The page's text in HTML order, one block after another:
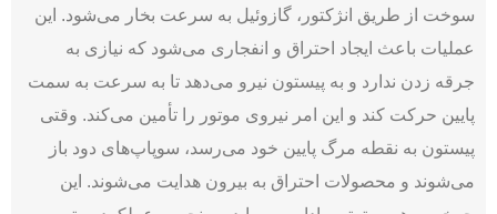
سوخت از طریق انژکتور، گازوئیل به سرعت بخار می‌شود. این
عملیات باعث ایجاد احتراق و انفجاری می‌شود که نیازی به
جرقه زدن ندارد و به پیستون نیرو می‌دهد تا به سرعت به سمت
پایین حرکت کند و این امر نیروی موتور را تأمین می‌کند. وقتی
پیستون به نقطه مرگ پایین خود می‌رسد، سوپاپ‌های دود باز
می‌شوند و محصولات احتراق به بیرون هدایت می‌شوند. این